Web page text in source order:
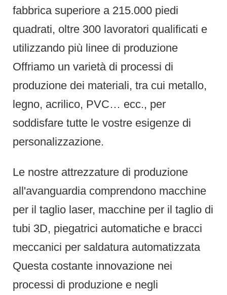
fabbrica superiore a 215.000 piedi
quadrati, oltre 300 lavoratori qualificati e
utilizzando più linee di produzione
Offriamo un varietà di processi di
produzione dei materiali, tra cui metallo,
legno, acrilico, PVC… ecc., per
soddisfare tutte le vostre esigenze di
personalizzazione.
Le nostre attrezzature di produzione
all'avanguardia comprendono macchine
per il taglio laser, macchine per il taglio di
tubi 3D, piegatrici automatiche e bracci
meccanici per saldatura automatizzata
Questa costante innovazione nei
processi di produzione e negli